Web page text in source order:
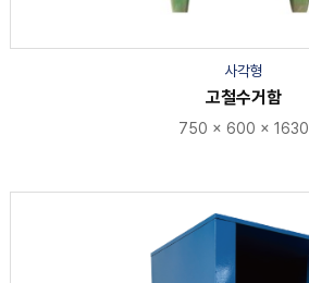
사각형
고철수거함
750 × 600 × 1630